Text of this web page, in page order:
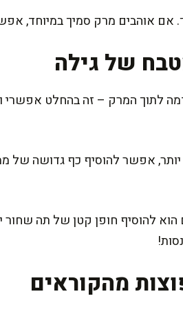
אם אוהבים מרק סמיך במיוחד,
של גילה
לתוך המרק – זה בהחלט אפשרי
אפשר להוסיף כף גדושה של
להוסיף חופן קטן של תה שחור
מהקוראים